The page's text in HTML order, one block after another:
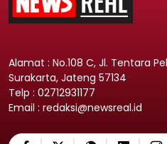
Alamat : No.108 C, Jl. Tentara
Surakarta, Jateng 57134
Telp : 02712931177
Email : redaksi@newsreal.id